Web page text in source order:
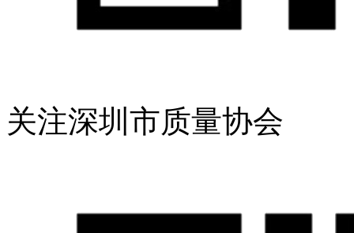
关注深圳市质量协会